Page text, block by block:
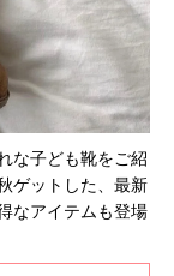
な子ども靴をご紹
ゲットした、最新
なアイテムも登場